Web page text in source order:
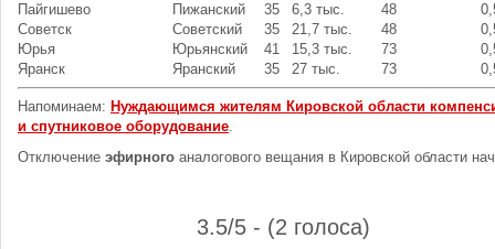
Пайгишево
Пижанский 35 6,3 тыс. 48
Советск
Советский 35 21,7 тыс. 48
Юрья
Юрьянский 41 15,3 тыс. 73
Яранск
Яранский 35 27 тыс. 73
Напоминаем: Нуждающимся жителям Кировской области
и спутниковое оборудование
Отключение эфирного аналогового вещания в Кировской области
3.5/5 - (2 голоса)